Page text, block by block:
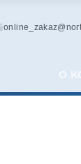
О